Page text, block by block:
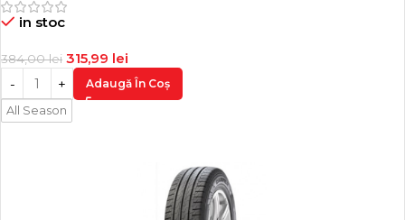
in stoc
384,00lei 315,99 lei
Adaugă În Coș
All Season